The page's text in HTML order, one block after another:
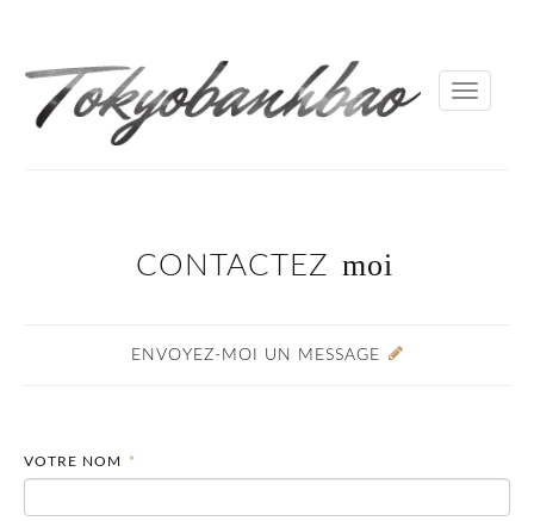
Toggle
CONTACTEZ moi
ENVOYEZ-MOI UN MESSAGE
VOTRE NOM *